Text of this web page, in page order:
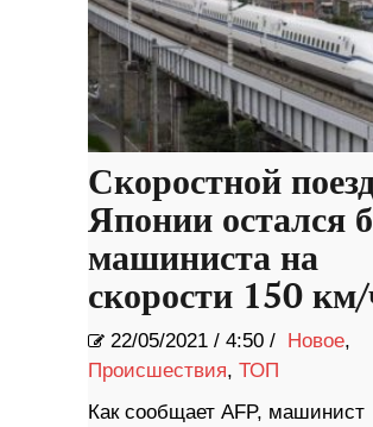
Скоростной
Японии остался
машиниста на
скорости 150
22/05/2021 / 4:50 / Новое,
Происшествия, ТОП
Как сообщает AFP, машинист